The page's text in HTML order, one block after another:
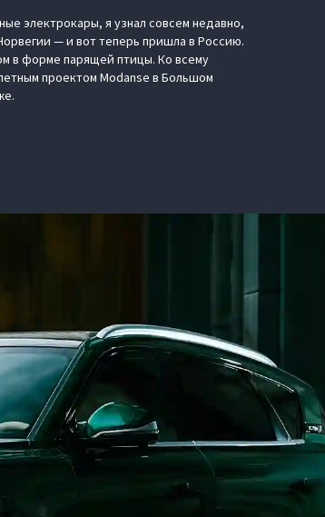
электрокары, я узнал совсем недавно,
— и вот теперь пришла в Россию.
в форме парящей птицы. Ко всему
проектом Modanse в Большом